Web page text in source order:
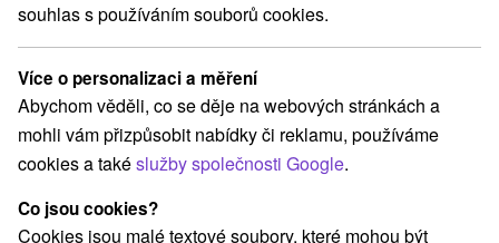
Privát Ďurik Pavčina Lehota
Pavčina Lehota
REZERVACE A VÝBĚR POBYTU
Kontaktujte přímo ubytovatele.
Navigovat do místa
souhlas s používáním souborů cookies.
Více o personalizaci a měření
Abychom věděli, co se děje na webových stránkách a
mohli vám přizpůsobit nabídky či reklamu, používáme
cookies a takéslužby společnosti Google.
Co jsou cookies?
Cookies jsou malé textové soubory, které mohou být